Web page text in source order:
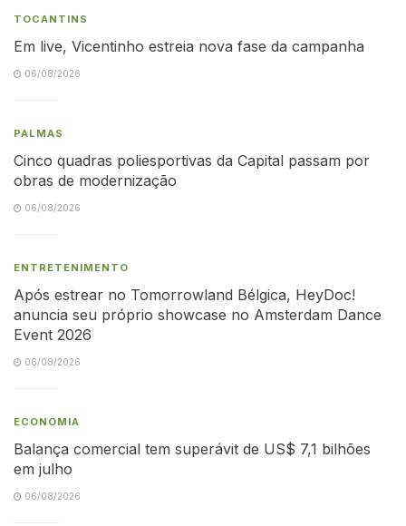
TOCANTINS
Em live, Vicentinho estreia nova fase da campanha
06/08/2026
PALMAS
Cinco quadras poliesportivas da Capital passam por
obras de modernização
06/08/2026
ENTRETENIMENTO
Após estrear no Tomorrowland Bélgica, HeyDoc!
anuncia seu próprio showcase no Amsterdam Dance
Event 2026
06/08/2026
ECONOMIA
Balança comercial tem superávit de US$ 7,1 bilhões
em julho
06/08/2026